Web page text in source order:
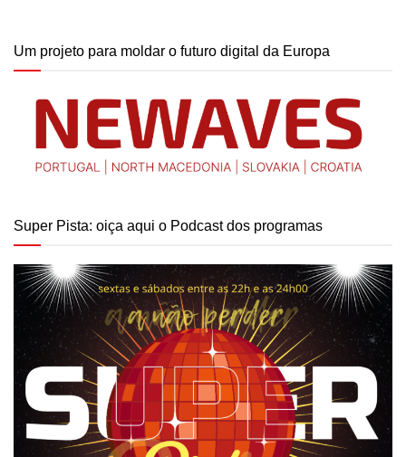
Um projeto para moldar o futuro digital da Europa
Super Pista: oiça aqui o Podcast dos programas